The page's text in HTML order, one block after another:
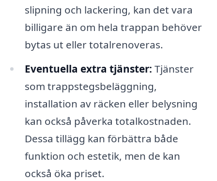
slipning och lackering, kan det vara
billigare än om hela trappan behöver
bytas ut eller totalrenoveras.
Eventuella extra tjänster: Tjänster
som trappstegsbeläggning,
installation av räcken eller belysning
kan också påverka totalkostnaden.
Dessa tillägg kan förbättra både
funktion och estetik, men de kan
också öka priset.